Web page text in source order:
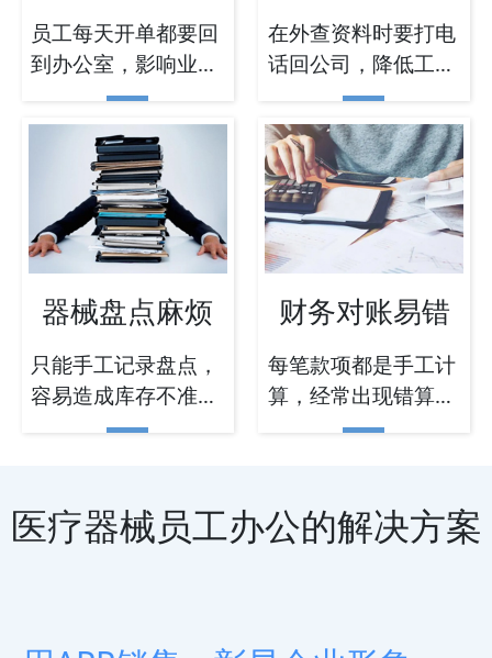
员工每天开单都要回
到办公室，影响业务
成效
在外查资料时要打电
话回公司，降低工作
效率
器械盘点麻烦
只能手工记录盘点，
容易造成库存不准的
情况
财务对账易错
每笔款项都是手工计
算，经常出现错算或
漏算
医疗器械员工办公的解决方案